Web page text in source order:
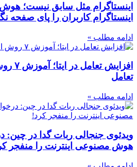
اینستاگرام مثل سابق نیست؛
اینستاگرام کاربران را پای صفحه
ادامه مطلب »
تعامل
ادامه مطلب »
ویدئوی جنجالی ربات گدا در
هوش مصنوعی اینترنت را منفجر